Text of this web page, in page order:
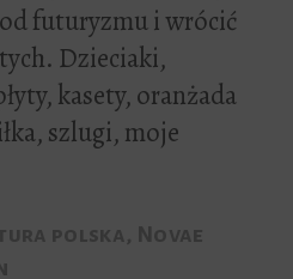
futuryzmu i wrócić
Dzieciaki,
kasety, oranżada
szlugi, moje